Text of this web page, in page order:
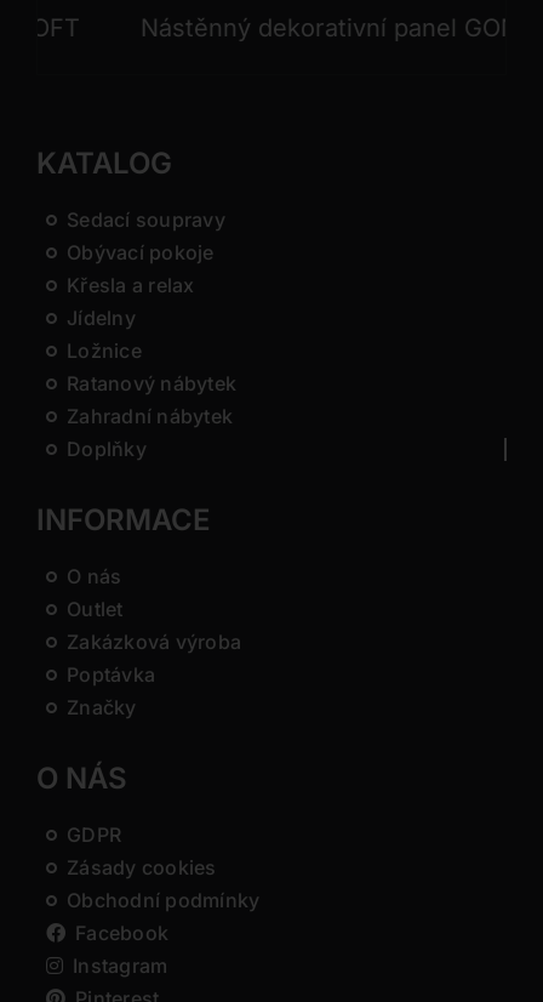
Nástěnný dekorativní panel GONG
KATALOG
Sedací soupravy
Obývací pokoje
Křesla a relax
Jídelny
Ložnice
Ratanový nábytek
Zahradní nábytek
Doplňky
INFORMACE
O nás
Outlet
Zakázková výroba
Poptávka
Značky
O NÁS
GDPR
Zásady cookies
Obchodní podmínky
Facebook
Instagram